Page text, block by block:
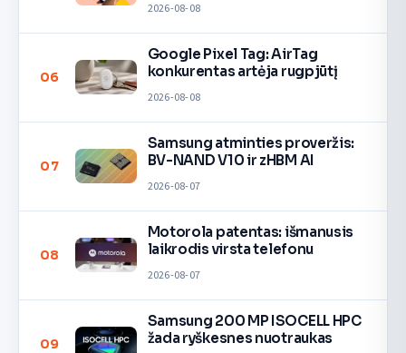
2026-08-08
06
Google Pixel Tag: AirTag
konkurentas artėja rugpjūtį
2026-08-08
07
Samsung atminties proveržis:
BV-NAND V10 ir zHBM AI
2026-08-07
08
Motorola patentas: išmanusis
laikrodis virsta telefonu
2026-08-07
09
Samsung 200 MP ISOCELL HPC
žada ryškesnes nuotraukas